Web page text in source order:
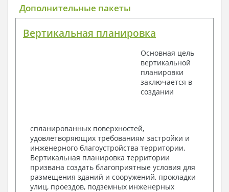
Общие данные по проекту
Поэтажные маркировочные планы с
Разрезы и состав конструкций
Фасады с ведомостью внешних отделок
Элементы проемов – спецификация
Ведомость перемычек – сечения и
Архитектурные узлы в конструкциях
2. Конструктивный раздел:
Общие данные по проекту
Схемы расположения и расчеты фундаментов
Элементы каркаса – схемы расположения
Дополнительные пакеты
Вертикальная планировка
Основная цель
вертикальной
планировки
заключается в
создании
спланированных поверхностей,
удовлетворяющих требованиям застройки и
инженерного благоустройства территории.
Вертикальная планировка территории
призвана создать благоприятные условия для
размещения зданий и сооружений, прокладки
улиц, проездов, подземных инженерных